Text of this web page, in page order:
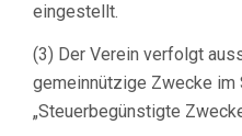
eingestellt.
(3) Der Verein verfolgt
gemeinnützige Zwecke im
„Steuerbegünstigte